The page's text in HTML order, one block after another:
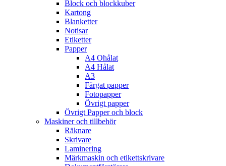
Block och blockkuber
Kartong
Blanketter
Notisar
Etiketter
Papper
A4 Ohålat
A4 Hålat
A3
Färgat papper
Fotopapper
Övrigt papper
Övrigt Papper och block
Maskiner och tillbehör
Räknare
Skrivare
Laminering
Märkmaskin och etikettskrivare